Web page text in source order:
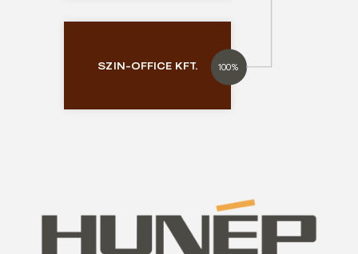
100%
SZIN-OFFICE KFT.